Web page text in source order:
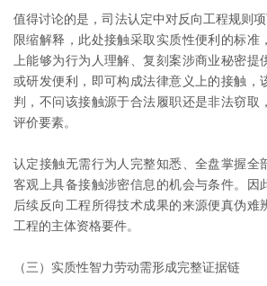
值得讨论的是，司法认定中对反向工程规则
限缩解释，此处接触采取实质性便利的标准
上能够为行为人理解、复刻案涉商业秘密
或研发便利，即可构成法律意义上的接触，
判，不问该接触源于合法履职还是非法窃取
评价要素。
认定接触无需行为人完整知悉、全盘掌握全
客观上具备接触涉密信息的机会与条件。因
后续反向工程所得技术成果的来源便真伪难
工程的主体资格要件。
（三）实质性智力劳动需形成完整证据链